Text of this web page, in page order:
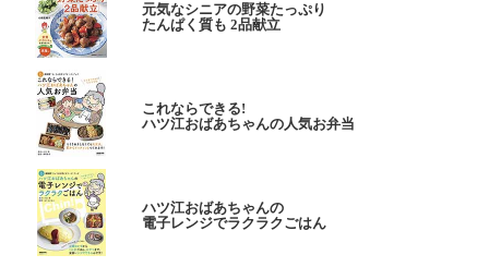
元気なシニアの野菜たっぷり
たんぱく質も 2品献立
これならできる!
ハツ江おばあちゃんの人気お弁当
ハツ江おばあちゃんの
電子レンジでラクラクごはん